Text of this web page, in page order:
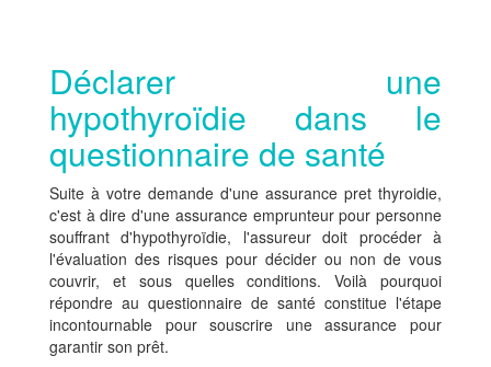
Déclarer une
hypothyroïdie dans le
questionnaire de santé
Suite à votre demande d'une assurance pret thyroidie,
c'est à dire d'une assurance emprunteur pour personne
souffrant d'hypothyroïdie, l'assureur doit procéder à
l'évaluation des risques pour décider ou non de vous
couvrir, et sous quelles conditions. Voilà pourquoi
répondre au questionnaire de santé constitue l'étape
incontournable pour souscrire une assurance pour
garantir son prêt.